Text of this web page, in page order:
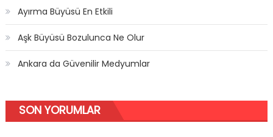
Ayırma Büyüsü En Etkili
Aşk Büyüsü Bozulunca Ne Olur
Ankara da Güvenilir Medyumlar
SON YORUMLAR